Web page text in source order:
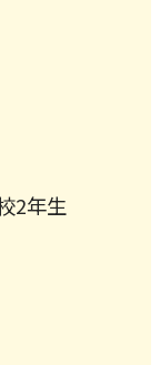
2年生